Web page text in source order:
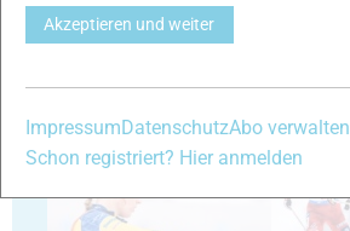
Akzeptieren und weiter
ImpressumDatenschutzAbo verwalten
Schon registriert? Hier anmelden